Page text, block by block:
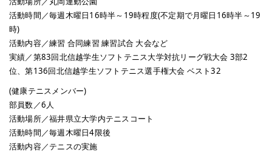
活動時間／毎週木曜日16時半～19時程度(不定期で月曜日16時半～19
時)
活動内容／練習 合同練習 練習試合 大会など
実績／第83回北信越学生ソフトテニス大学対抗リーグ戦大会 3部2
位、第136回北信越学生ソフトテニス選手権大会 ベスト32
(健康テニスメンバー)
部員数／6人
活動場所／福井県立大学内テニスコート
活動時間／毎週木曜日4限後
活動内容／テニスの実施